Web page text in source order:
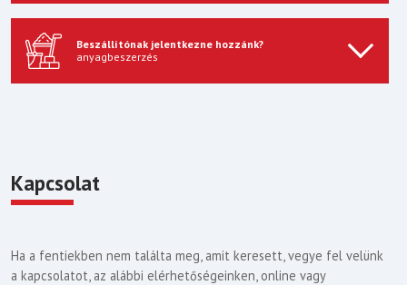
Beszállítónak jelentkezne hozzánk?
anyagbeszerzés
Kapcsolat
Ha a fentiekben nem találta meg, amit keresett, vegye fel velünk
a kapcsolatot, az alábbi elérhetőségeinken, online vagy